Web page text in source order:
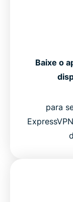
Baixe o
para